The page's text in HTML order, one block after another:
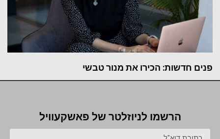
פנים חדשות: הכירו את מנור טבשי
הרשמו לניוזלטר של פאשקעוויל